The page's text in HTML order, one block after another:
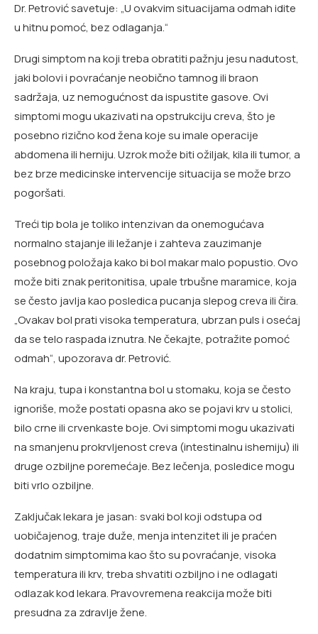
Dr. Petrović savetuje: „U ovakvim situacijama odmah idite
u hitnu pomoć, bez odlaganja.“
Drugi simptom na koji treba obratiti pažnju jesu nadutost,
jaki bolovi i povraćanje neobično tamnog ili braon
sadržaja, uz nemogućnost da ispustite gasove. Ovi
simptomi mogu ukazivati na opstrukciju creva, što je
posebno rizično kod žena koje su imale operacije
abdomena ili herniju. Uzrok može biti ožiljak, kila ili tumor, a
bez brze medicinske intervencije situacija se može brzo
pogoršati.
Treći tip bola je toliko intenzivan da onemogućava
normalno stajanje ili ležanje i zahteva zauzimanje
posebnog položaja kako bi bol makar malo popustio. Ovo
može biti znak peritonitisa, upale trbušne maramice, koja
se često javlja kao posledica pucanja slepog creva ili čira.
„Ovakav bol prati visoka temperatura, ubrzan puls i osećaj
da se telo raspada iznutra. Ne čekajte, potražite pomoć
odmah“, upozorava dr. Petrović.
Na kraju, tupa i konstantna bol u stomaku, koja se često
ignoriše, može postati opasna ako se pojavi krv u stolici,
bilo crne ili crvenkaste boje. Ovi simptomi mogu ukazivati
na smanjenu prokrvljenost creva (intestinalnu ishemiju) ili
druge ozbiljne poremećaje. Bez lečenja, posledice mogu
biti vrlo ozbiljne.
Zaključak lekara je jasan: svaki bol koji odstupa od
uobičajenog, traje duže, menja intenzitet ili je praćen
dodatnim simptomima kao što su povraćanje, visoka
temperatura ili krv, treba shvatiti ozbiljno i ne odlagati
odlazak kod lekara. Pravovremena reakcija može biti
presudna za zdravlje žene.